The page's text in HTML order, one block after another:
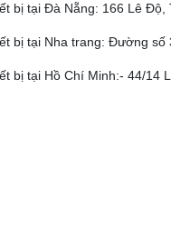
bị tại Đà Nẵng: 166 Lê Độ,
bị tại Nha trang: Đường
bị tại Hồ Chí Minh:- 44/14